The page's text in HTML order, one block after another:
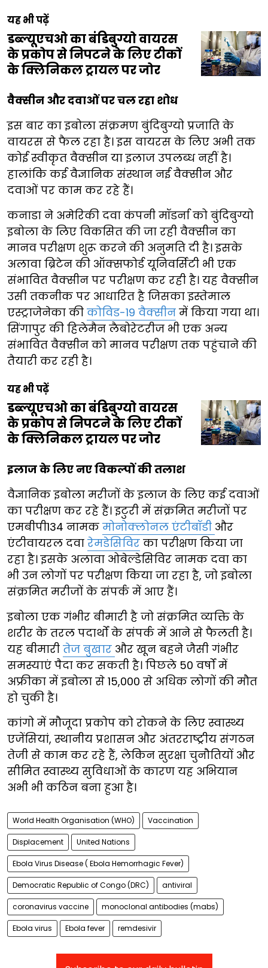
यह भी पढ़ें
डब्ल्यूएचओ का बंडिबुग्यो वायरस
के प्रकोप से निपटने के लिए टीकों
के क्लिनिकल ट्रायल पर जोर
वैक्सीन और दवाओं पर चल रहा शोध
इस बार का इबोला संक्रमण बुंदिबुग्यो प्रजाति के
वायरस से फैल रहा है। इस वायरस के लिए अभी तक
कोई स्वीकृत वैक्सीन या इलाज उपलब्ध नहीं है।
हालांकि कई वैज्ञानिक संस्थान नई वैक्सीन और
दवाओं पर काम कर रहे हैं।
कनाडा ने अमेरिकी दवा कंपनी मॉडर्ना को बुंदिबुग्यो
इबोला के लिए विकसित की जा रही वैक्सीन का
मानव परीक्षण शुरू करने की अनुमति दी है। इसके
अलावा ब्रिटेन की ऑक्सफोर्ड यूनिवर्सिटी भी एक
संभावित वैक्सीन पर परीक्षण कर रही है। यह वैक्सीन
उसी तकनीक पर आधारित है जिसका इस्तेमाल
एस्ट्राजेनेका की कोविड-19 वैक्सीन में किया गया था।
सिंगापुर की हिलेमैन लैबोरेटरीज भी एक अन्य
संभावित वैक्सीन को मानव परीक्षण तक पहुंचाने की
तैयारी कर रही है।
यह भी पढ़ें
डब्ल्यूएचओ का बंडिबुग्यो वायरस
के प्रकोप से निपटने के लिए टीकों
के क्लिनिकल ट्रायल पर जोर
इलाज के लिए नए विकल्पों की तलाश
वैज्ञानिक इबोला मरीजों के इलाज के लिए कई दवाओं
का परीक्षण कर रहे हैं। इटुरी में संक्रमित मरीजों पर
एमबीपी134 नामक मोनोक्लोनल एंटीबॉडी और
एंटीवायरल दवा रेमडेसिविर का परीक्षण किया जा
रहा है। इसके अलावा ओबेल्डेसिविर नामक दवा का
भी उन लोगों पर परीक्षण किया जा रहा है, जो इबोला
संक्रमित मरीजों के संपर्क में आए हैं।
इबोला एक गंभीर बीमारी है जो संक्रमित व्यक्ति के
शरीर के तरल पदार्थों के संपर्क में आने से फैलती है।
यह बीमारी तेज बुखार और खून बहने जैसी गंभीर
समस्याएं पैदा कर सकती है। पिछले 50 वर्षों में
अफ्रीका में इबोला से 15,000 से अधिक लोगों की मौत
हो चुकी है।
कांगो में मौजूदा प्रकोप को रोकने के लिए स्वास्थ्य
एजेंसियां, स्थानीय प्रशासन और अंतरराष्ट्रीय संगठन
तेजी से काम कर रहे हैं, लेकिन सुरक्षा चुनौतियों और
सीमित स्वास्थ्य सुविधाओं के कारण यह अभियान
अभी भी कठिन बना हुआ है।
World Health Organisation (WHO) Vaccination
Displacement United Nations
Ebola Virus Disease ( Ebola Hemorrhagic Fever)
Democratic Republic of Congo (DRC) antiviral
coronavirus vaccine monoclonal antibodies (mabs)
Ebola virus Ebola fever remdesivir